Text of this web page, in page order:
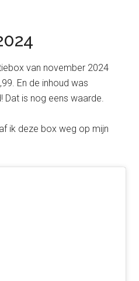
van november 2024
En de inhoud was
Dat is nog eens waarde.
ik deze box weg op mijn